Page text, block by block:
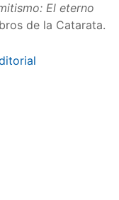
El eterno
de la Catarata.